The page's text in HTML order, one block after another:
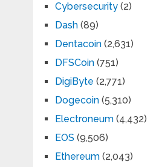
Cybersecurity(2)
Dash(89)
Dentacoin(2,631)
DFSCoin(751)
DigiByte (2,771)
Dogecoin(5,310)
Electroneum(4,432)
EOS (9,506)
Ethereum(2,043)